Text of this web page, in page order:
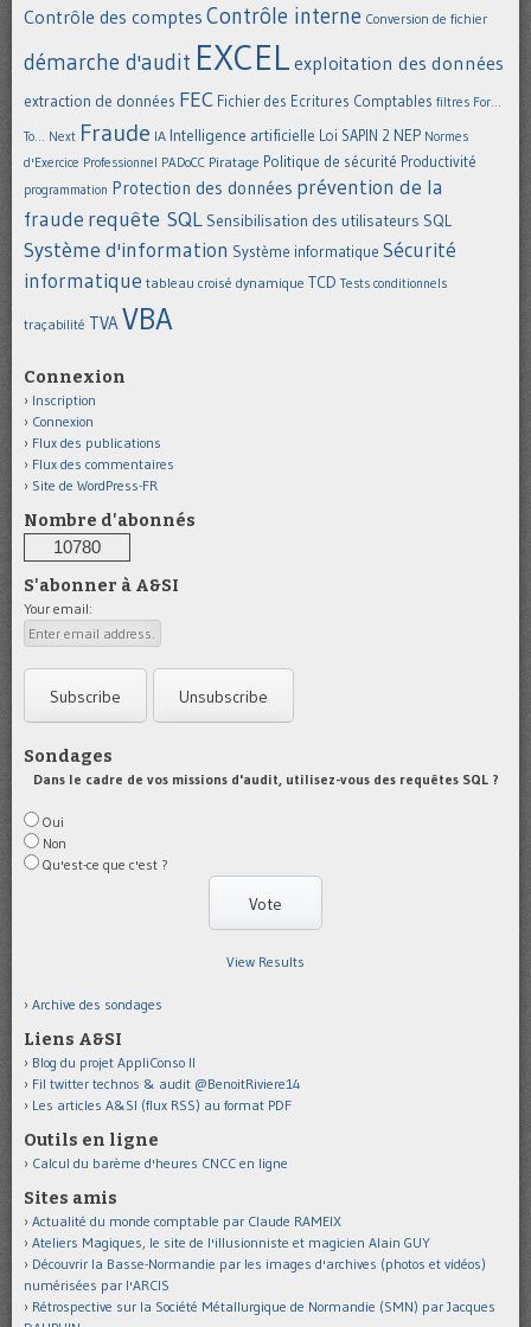
Contrôle des comptes Contrôle interne Conversion de fichier
démarche d'audit EXCEL exploitation des données
extraction de données FEC Fichier des Ecritures Comptables filtres For...
To... Next Fraude IA Intelligence artificielle Loi SAPIN 2 NEP Normes
d'Exercice Professionnel PADoCC Piratage Politique de sécurité Productivité
programmation Protection des données prévention de la
fraude requête SQL Sensibilisation des utilisateurs SQL
Système d'information Système informatique Sécurité
informatique tableau croisé dynamique TCD Tests conditionnels
traçabilité TVAVBA
Connexion
Inscription
Connexion
Flux des publications
Flux des commentaires
Site de WordPress-FR
Nombre d'abonnés
10780
S'abonner à A&SI
Your email:
Sondages
Dans le cadre de vos missions d'audit, utilisez-vous des requêtes SQL ?
Oui
Non
Qu'est-ce que c'est ?
View Results
Archive des sondages
Liens A&SI
Blog du projet AppliConso II
Fil twitter technos & audit @BenoitRiviere14
Les articles A&SI (flux RSS) au format PDF
Outils en ligne
Calcul du barème d'heures CNCC en ligne
Sites amis
Actualité du monde comptable par Claude RAMEIX
Ateliers Magiques, le site de l'illusionniste et magicien Alain GUY
Découvrir la Basse-Normandie par les images d'archives (photos et vidéos)
numérisées par l'ARCIS
Rétrospective sur la Société Métallurgique de Normandie (SMN) par Jacques